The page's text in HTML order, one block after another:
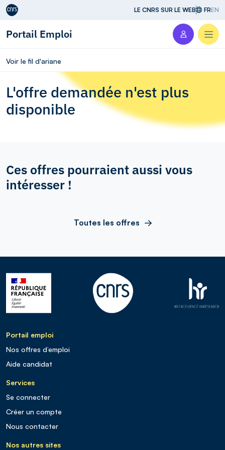
Aller au contenu LE CNRS SUR LE WEB FREN
Portail Emploi
Voir le fil d'ariane
L'offre demandée n'est plus
disponible
Ces offres pourraient aussi vous
intéresser !
Toutes les offres
Portail emploi
Nos offres d’emploi
Aide candidat
Services
Se connecter
Créer un compte
Nous contacter
Nos autres sites